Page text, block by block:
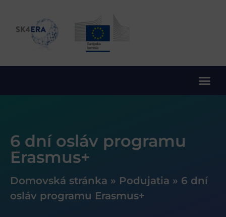
6 dní osláv programu
Erasmus+
Domovská stránka » Podujatia » 6 dní
osláv programu Erasmus+